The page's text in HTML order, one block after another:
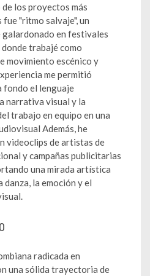
de los proyectos más
"ritmo salvaje", un
en festivales
trabajé como
movimiento escénico y
me permitió
fondo el lenguaje
narrativa visual y la
trabajo en equipo en una
Además, he
videoclips de artistas de
y campañas publicitarias
una mirada artística
danza, la emoción y el
radicada en
una sólida trayectoria de